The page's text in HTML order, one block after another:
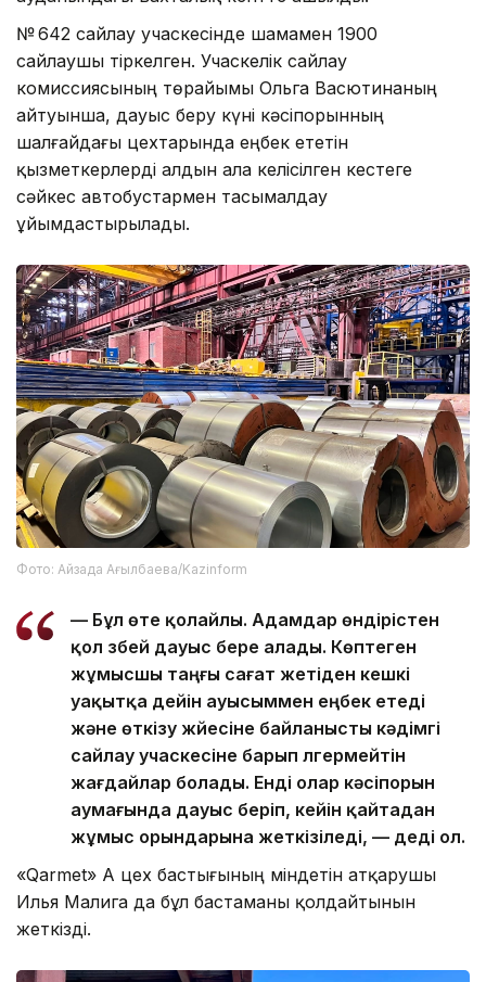
№ 642 сайлау учаскесінде шамамен 1900
сайлаушы тіркелген. Учаскелік сайлау
комиссиясының төрайымы Ольга Васютинаның
айтуынша, дауыс беру күні кәсіпорынның
шалғайдағы цехтарында еңбек ететін
қызметкерлерді алдын ала келісілген кестеге
сәйкес автобустармен тасымалдау
ұйымдастырылады.
Фото: Айзада Ағылбаева/Kazinform
— Бұл өте қолайлы. Адамдар өндірістен
қол үзбей дауыс бере алады. Көптеген
жұмысшы таңғы сағат жетіден кешкі
уақытқа дейін ауысыммен еңбек етеді
және өткізу жүйесіне байланысты кәдімгі
сайлау учаскесіне барып үлгермейтін
жағдайлар болады. Енді олар кәсіпорын
аумағында дауыс беріп, кейін қайтадан
жұмыс орындарына жеткізіледі, — деді ол.
«Qarmet» АҚ цех бастығының міндетін атқарушы
Илья Малига да бұл бастаманы қолдайтынын
жеткізді.